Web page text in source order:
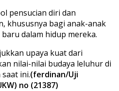
pensucian diri dan
khususnya bagi anak-anak
dalam hidup mereka.
upaya kuat dari
nilai-nilai budaya leluhur di
ini.(ferdinan/Uji
no (21387)